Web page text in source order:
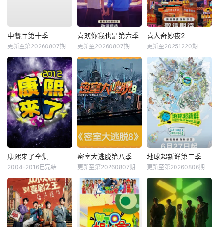
中餐厅第十季
更新至第20260807期
喜欢你我也是第六季
更新至20260807期
喜人奇妙夜2
更新至20251220期
康熙来了全集
2004-2016已完结
密室大逃脱第八季
更新至第20260807期
地球超新鲜第二季
更新至第20260806期